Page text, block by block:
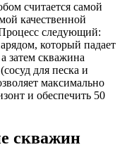
считается самой
качественной
следующий:
который падает
затем скважина
для песка и
максимально
и обеспечить 50
скважин